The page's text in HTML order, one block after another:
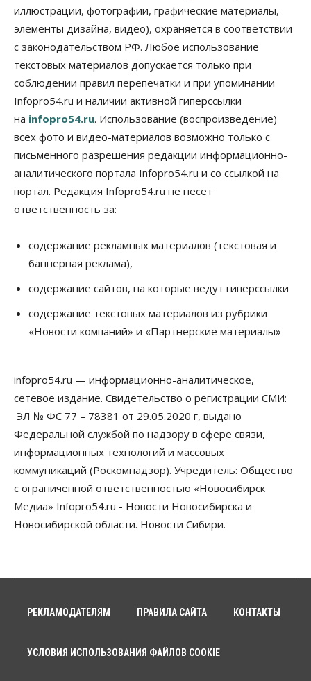
Общество
Синоптики рассказали о погоде в Новосибирске
на выходных
07 Августа 2026, 12:00
Жители Новосибирска смогут добровольно
повысить свою пенсию
07 Августа 2026, 11:30
Общество
Деньгами будут распоряжаться дети: в десяти
школах Новосибирской области введут
инициативное бюджетирование
07 Августа 2026, 11:00
заключили под стражу
07 Августа 2026, 10:15
Общество
Новосибирской области, но режима ЧС не будет
07 Августа 2026, 10:00
выстраивают системы защиты от атак БПЛА
07 Августа 2026, 09:00
По «Сибэлектротерму» выдали исполнительные
листы на полмиллиарда рублей
07 Августа 2026, 08:00
Бизнес Власть Медицина Общество
Искусственный интеллект предлагают
привлекать к разработке новых лекарств в
России
рублей
Общество
иллюстрации, фотографии, графические материалы,
элементы дизайна, видео), охраняется в соответствии
с законодательством РФ. Любое использование
текстовых материалов допускается только при
соблюдении правил перепечатки и при упоминании
Infopro54.ru и наличии активной гиперссылки
на infopro54.ru. Использование (воспроизведение)
всех фото и видео-материалов возможно только с
письменного разрешения редакции информационно-
аналитического портала Infopro54.ru и со ссылкой на
портал. Редакция Infopro54.ru не несет
ответственность за:
содержание рекламных материалов (текстовая и
баннерная реклама),
содержание сайтов, на которые ведут гиперссылки
содержание текстовых материалов из рубрики
«Новости компаний» и «Партнерские материалы»
infopro54.ru — информационно-аналитическое,
сетевое издание. Свидетельство о регистрации СМИ:
ЭЛ № ФС 77 – 78381 от 29.05.2020 г, выдано
Федеральной службой по надзору в сфере связи,
информационных технологий и массовых
коммуникаций (Роскомнадзор). Учредитель: Общество
с ограниченной ответственностью «Новосибирск
Медиа» Infopro54.ru - Новости Новосибирска и
Новосибирской области. Новости Сибири.
РЕКЛАМОДАТЕЛЯМ ПРАВИЛА САЙТА КОНТАКТЫ
УСЛОВИЯ ИСПОЛЬЗОВАНИЯ ФАЙЛОВ COOKIE